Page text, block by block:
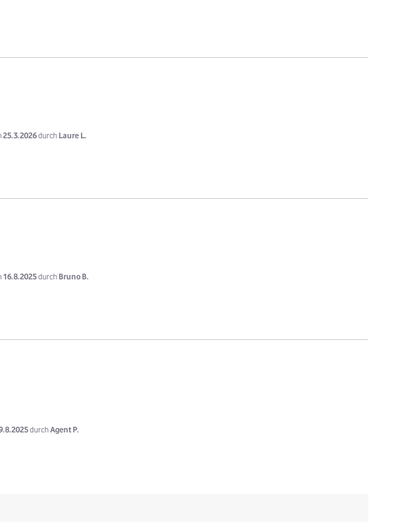
25.3.2026durch Laure L.
16.8.2025durch Bruno B.
durchAgent P.